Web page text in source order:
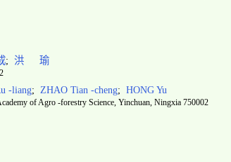
; 洪 瑜
-liang; ZHAO Tian -cheng; HONG Yu
of Agro -forestry Science, Yinchuan, Ningxia 750002